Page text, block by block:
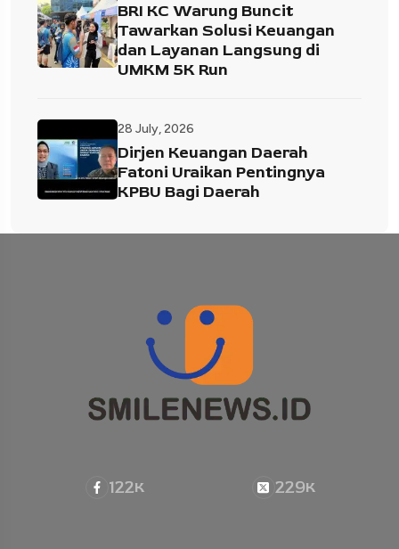
BRI KC Warung Buncit
Tawarkan Solusi Keuangan
dan Layanan Langsung di
UMKM 5K Run
28 July, 2026
Dirjen Keuangan Daerah
Fatoni Uraikan Pentingnya
KPBU Bagi Daerah
122K 229K